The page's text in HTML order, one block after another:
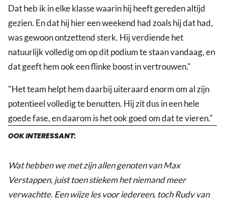
Dat heb ik in elke klasse waarin hij heeft gereden altijd
gezien. En dat hij hier een weekend had zoals hij dat had,
was gewoon ontzettend sterk. Hij verdiende het
natuurlijk volledig om op dit podium te staan vandaag, en
dat geeft hem ook een flinke boost in vertrouwen."
"Het team helpt hem daarbij uiteraard enorm om al zijn
potentieel volledig te benutten. Hij zit dus in een hele
goede fase, en daarom is het ook goed om dat te vieren."
OOK INTERESSANT:
Wat hebben we met zijn allen genoten van Max
Verstappen, juist toen stiekem het niemand meer
verwachtte. Een wijze les voor iedereen, toch Rudy van